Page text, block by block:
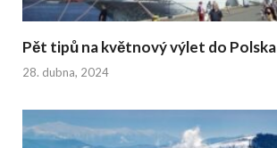
Pět tipů na květnový výlet do Polska
28. dubna, 2024